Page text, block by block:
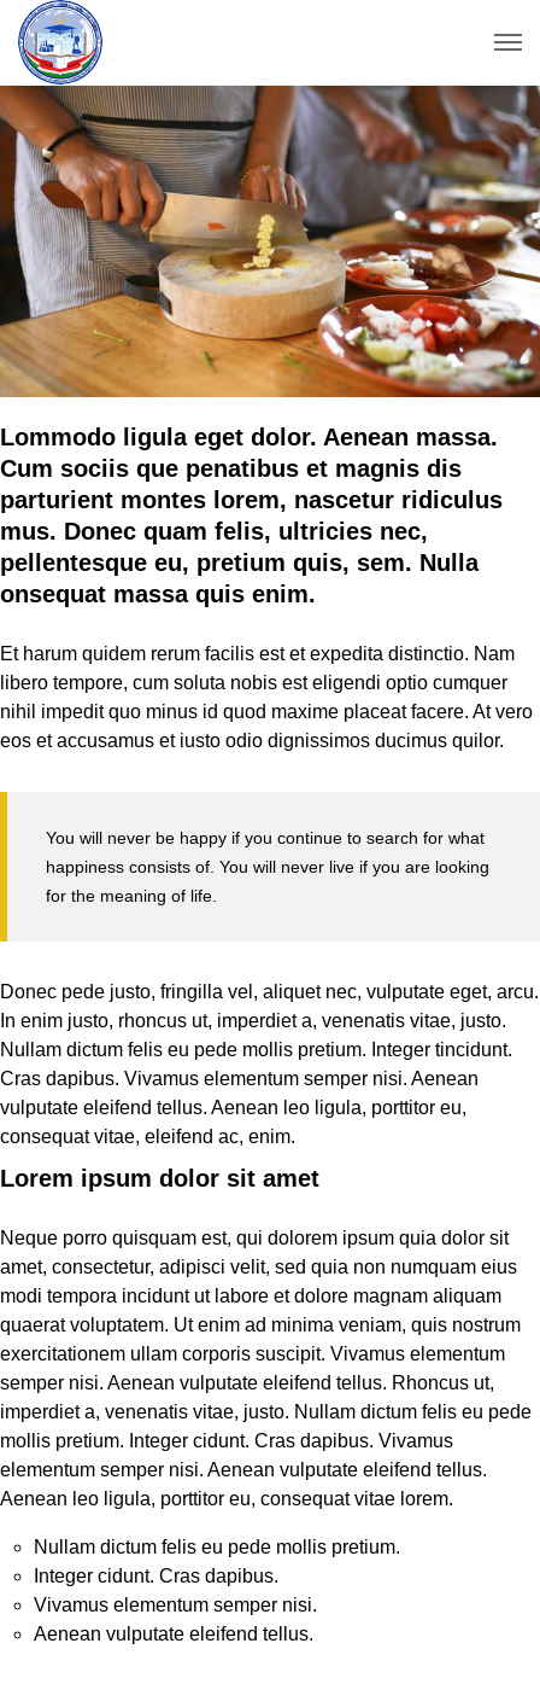
Lommodo ligula eget dolor. Aenean massa.
Cum sociis que penatibus et magnis dis
parturient montes lorem, nascetur ridiculus
mus. Donec quam felis, ultricies nec,
pellentesque eu, pretium quis, sem. Nulla
onsequat massa quis enim.
Et harum quidem rerum facilis est et expedita distinctio. Nam
libero tempore, cum soluta nobis est eligendi optio cumquer
nihil impedit quo minus id quod maxime placeat facere. At vero
eos et accusamus et iusto odio dignissimos ducimus quilor.
You will never be happy if you continue to search for what
happiness consists of. You will never live if you are looking
for the meaning of life.
Donec pede justo, fringilla vel, aliquet nec, vulputate eget, arcu.
In enim justo, rhoncus ut, imperdiet a, venenatis vitae, justo.
Nullam dictum felis eu pede mollis pretium. Integer tincidunt.
Cras dapibus. Vivamus elementum semper nisi. Aenean
vulputate eleifend tellus. Aenean leo ligula, porttitor eu,
consequat vitae, eleifend ac, enim.
Lorem ipsum dolor sit amet
Neque porro quisquam est, qui dolorem ipsum quia dolor sit
amet, consectetur, adipisci velit, sed quia non numquam eius
modi tempora incidunt ut labore et dolore magnam aliquam
quaerat voluptatem. Ut enim ad minima veniam, quis nostrum
exercitationem ullam corporis suscipit. Vivamus elementum
semper nisi. Aenean vulputate eleifend tellus. Rhoncus ut,
imperdiet a, venenatis vitae, justo. Nullam dictum felis eu pede
mollis pretium. Integer cidunt. Cras dapibus. Vivamus
elementum semper nisi. Aenean vulputate eleifend tellus.
Aenean leo ligula, porttitor eu, consequat vitae lorem.
Nullam dictum felis eu pede mollis pretium.
Integer cidunt. Cras dapibus.
Vivamus elementum semper nisi.
Aenean vulputate eleifend tellus.